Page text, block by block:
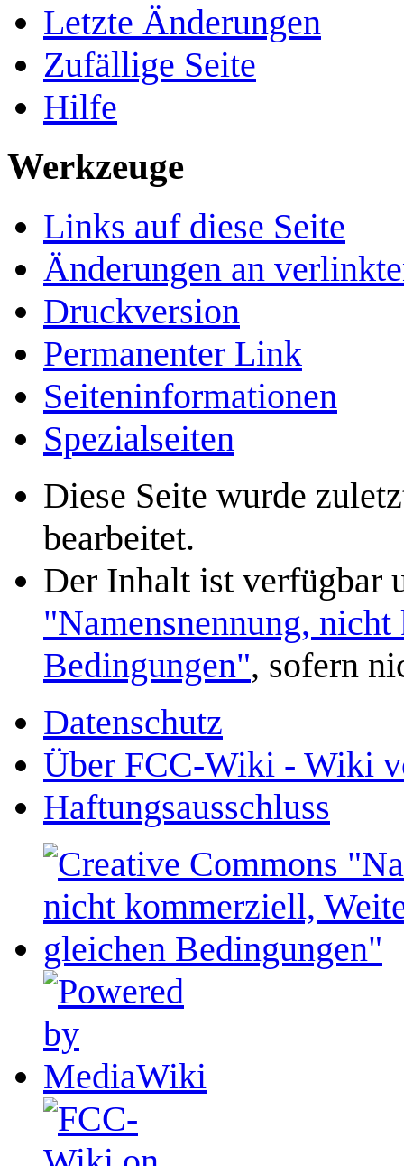
Letzte Änderungen
Zufällige Seite
Hilfe
Werkzeuge
Links auf diese Seite
Änderungen an
Druckversion
Permanenter Link
Seiten­­informationen
Spezialseiten
Diese Seite wurde
bearbeitet.
Der Inhalt ist verfügbar
"Namensnennung,
Bedingungen", sofern
Datenschutz
Über FCC-Wiki - Wiki
Haftungsausschluss